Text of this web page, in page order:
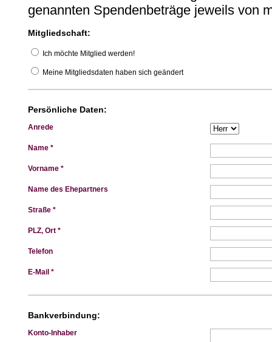
genannten Spendenbeträge jeweils von
Mitgliedschaft:
Ich möchte Mitglied werden!
Meine Mitgliedsdaten haben sich geändert
Persönliche Daten:
Anrede
Name *
Vorname *
Name des Ehepartners
Straße *
PLZ, Ort *
Telefon
E-Mail *
Bankverbindung:
Konto-Inhaber